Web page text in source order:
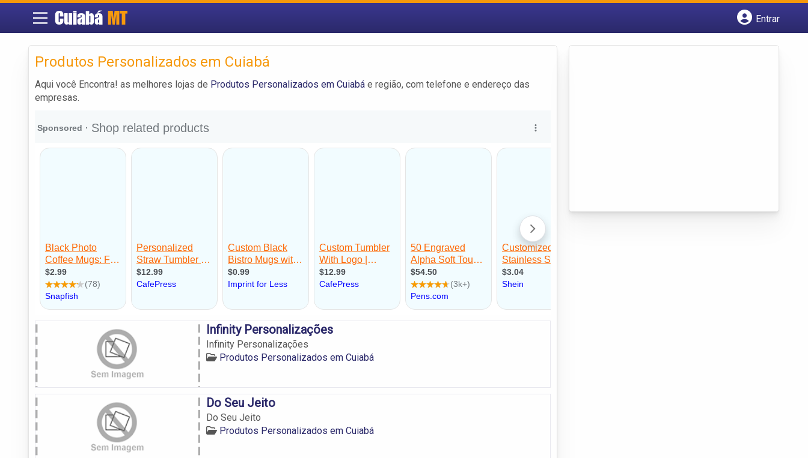
Cuiabá MT
Entrar
Produtos Personalizados em Cuiabá
Aqui você Encontra! as melhores lojas de Produtos Personalizados em Cuiabá e região, com telefone e endereço das
empresas.
Infinity Personalizações
Infinity Personalizações
Produtos Personalizados em Cuiabá
Do Seu Jeito
Do Seu Jeito
Produtos Personalizados em Cuiabá